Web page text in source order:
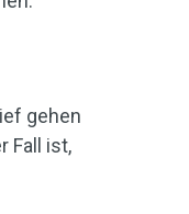
gehen
Fall ist,